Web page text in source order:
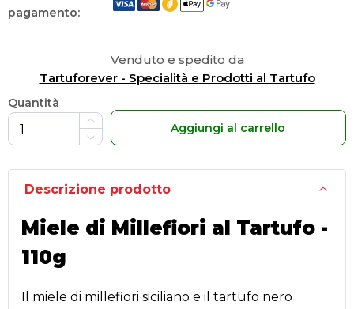
pagamento:
Venduto e spedito da
Tartuforever - Specialità e Prodotti al Tartufo
Quantità
Aggiungi al carrello
Descrizione prodotto
Miele di Millefiori al Tartufo -
110g
Il miele di millefiori siciliano e il tartufo nero